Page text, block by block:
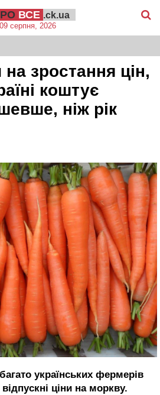
ВСЕ .ck.ua
09 серпня, 2026
зростання цін,
коштує
ніж рік
українських фермерів
ціни на моркву.